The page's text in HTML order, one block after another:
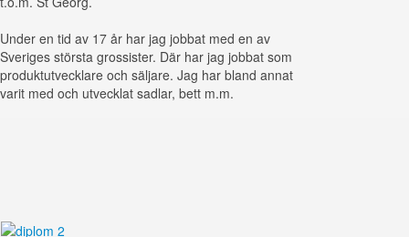
Under en tid av 17 år har jag jobbat med en av
Sveriges största grossister. Där har jag jobbat som
produktutvecklare och säljare. Jag har bland annat
varit med och utvecklat sadlar, bett m.m.